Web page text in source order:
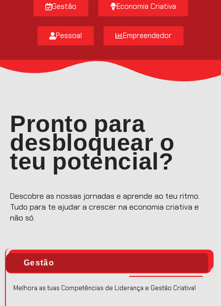
Gestão Economia Criativa
Pessoal Empreendedor
Pronto para
desbloquear o
teu potencial?
Descobre as nossas jornadas e aprende ao teu ritmo.
Tudo para te ajudar a crescer na economia criativa e
não só.
Gestão
Melhora as tuas Competências de Liderança e Gestão Criativa!